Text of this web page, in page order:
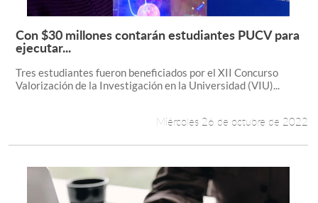
Leer más +
Con $30 millones contarán estudiantes PUCV para
ejecutar...
Tres estudiantes fueron beneficiados por el XII Concurso
Valorización de la Investigación en la Universidad (VIU)...
Miércoles 26 de octubre de 2022